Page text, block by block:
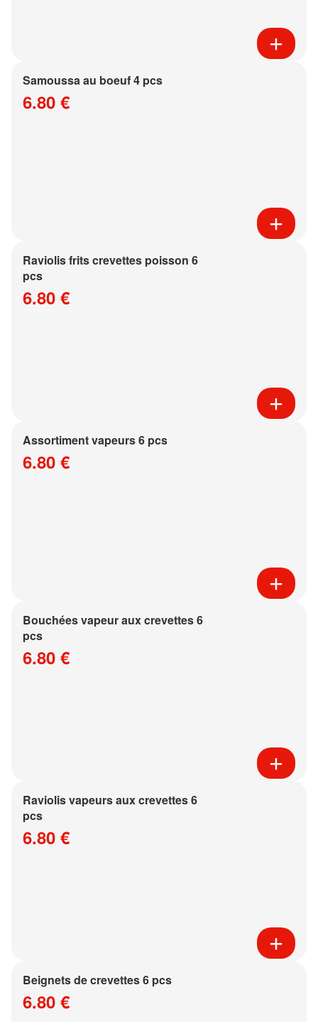
Samoussa au boeuf 4 pcs
6.80 €
Raviolis frits crevettes poisson 6
pcs
6.80 €
Assortiment vapeurs 6 pcs
6.80 €
Bouchées vapeur aux crevettes 6
pcs
6.80 €
Raviolis vapeurs aux crevettes 6
pcs
6.80 €
Beignets de crevettes 6 pcs
6.80 €